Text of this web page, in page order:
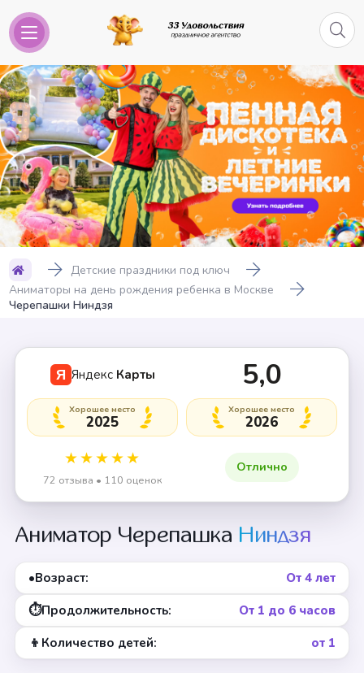
Детские праздники под ключ
Аниматоры на день рождения ребенка в Москве
Черепашки Ниндзя
Я Яндекс Карты 5,0
★★★★★
72 отзыва • 110 оценок
Хорошее место
2025
Хорошее место
2026
Отлично
Аниматор Черепашка Ниндзя
•Возраст: От 4 лет
⏱Продолжительность: От 1 до 6 часов
👦 Количество детей: от 1